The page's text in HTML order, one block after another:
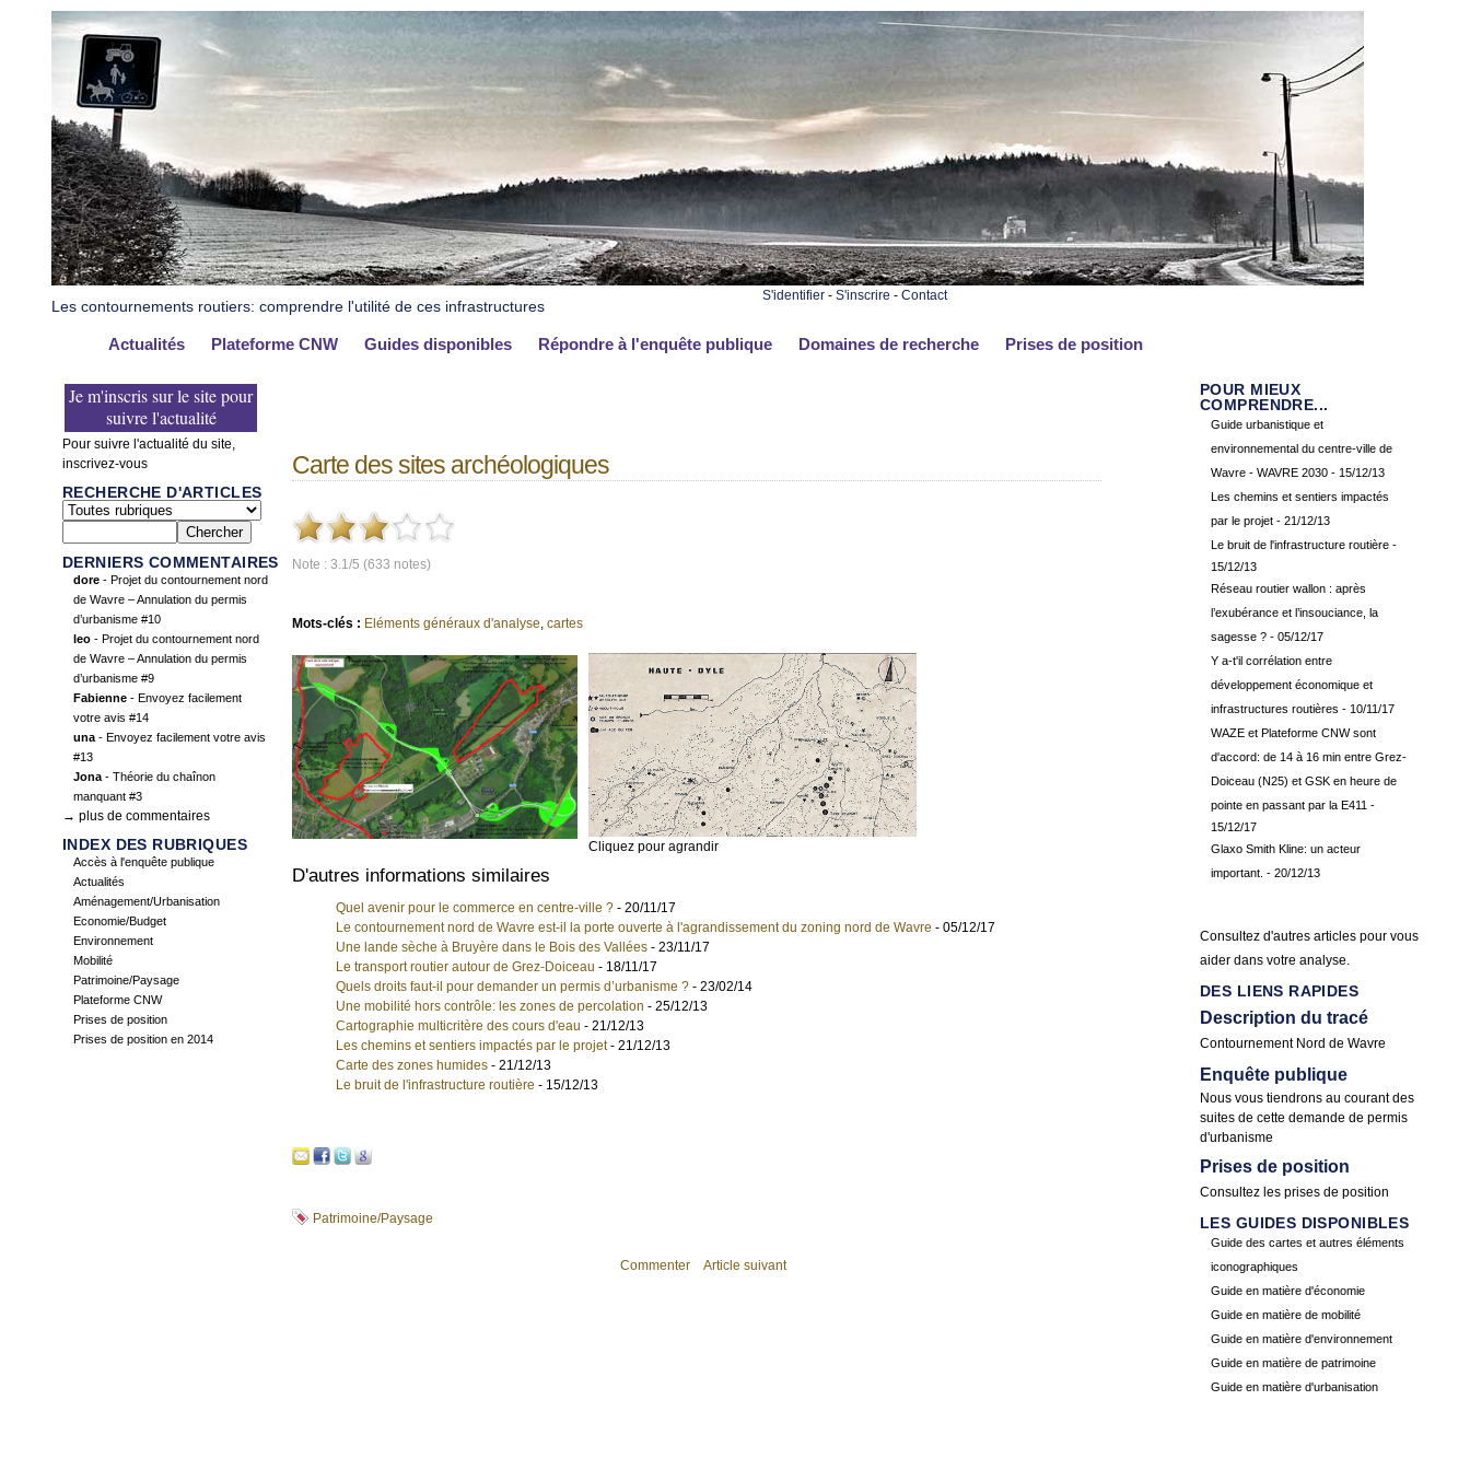
S'identifier - S'inscrire - Contact
Les contournements routiers: comprendre l'utilité de ces infrastructures
Actualités Plateforme CNW Guides disponibles Répondre à l'enquête publique Domaines de recherche Prises de position
Je m'inscris sur le site pour
suivre l'actualité
Pour suivre l'actualité du site,
inscrivez-vous
RECHERCHE D'ARTICLES
DERNIERS COMMENTAIRES
dore - Projet du contournement nord
de Wavre – Annulation du permis
d’urbanisme #10
leo - Projet du contournement nord
de Wavre – Annulation du permis
d’urbanisme #9
Fabienne - Envoyez facilement
votre avis #14
una - Envoyez facilement votre avis
#13
Jona - Théorie du chaînon
manquant #3
→ plus de commentaires
INDEX DES RUBRIQUES
Accès à l'enquête publique
Actualités
Aménagement/Urbanisation
Economie/Budget
Environnement
Mobilité
Patrimoine/Paysage
Plateforme CNW
Prises de position
Prises de position en 2014
Carte des sites archéologiques
Note : 3.1/5 (633 notes)
Mots-clés : Eléments généraux d'analyse, cartes
Cliquez pour agrandir
D'autres informations similaires
Quel avenir pour le commerce en centre-ville ? - 20/11/17
Le contournement nord de Wavre est-il la porte ouverte à l'agrandissement du zoning nord de Wavre - 05/12/17
Une lande sèche à Bruyère dans le Bois des Vallées - 23/11/17
Le transport routier autour de Grez-Doiceau - 18/11/17
Quels droits faut-il pour demander un permis d’urbanisme ? - 23/02/14
Une mobilité hors contrôle: les zones de percolation - 25/12/13
Cartographie multicritère des cours d'eau - 21/12/13
Les chemins et sentiers impactés par le projet- 21/12/13
Carte des zones humides - 21/12/13
Le bruit de l'infrastructure routière - 15/12/13
Patrimoine/Paysage
Commenter Article suivant
POUR MIEUX
COMPRENDRE...
Guide urbanistique et
environnemental du centre-ville de
Wavre - WAVRE 2030 - 15/12/13
Les chemins et sentiers impactés
par le projet - 21/12/13
Le bruit de l'infrastructure routière -
15/12/13
Réseau routier wallon : après
l’exubérance et l’insouciance, la
sagesse ? - 05/12/17
Y a-t'il corrélation entre
développement économique et
infrastructures routières - 10/11/17
WAZE et Plateforme CNW sont
d'accord: de 14 à 16 min entre Grez-
Doiceau (N25) et GSK en heure de
pointe en passant par la E411 -
15/12/17
Glaxo Smith Kline: un acteur
important. - 20/12/13
Consultez d'autres articles pour vous
aider dans votre analyse.
DES LIENS RAPIDES
Description du tracé
Contournement Nord de Wavre
Enquête publique
Nous vous tiendrons au courant des
suites de cette demande de permis
d'urbanisme
Prises de position
Consultez les prises de position
LES GUIDES DISPONIBLES
Guide des cartes et autres éléments
iconographiques
Guide en matière d'économie
Guide en matière de mobilité
Guide en matière d'environnement
Guide en matière de patrimoine
Guide en matière d'urbanisation